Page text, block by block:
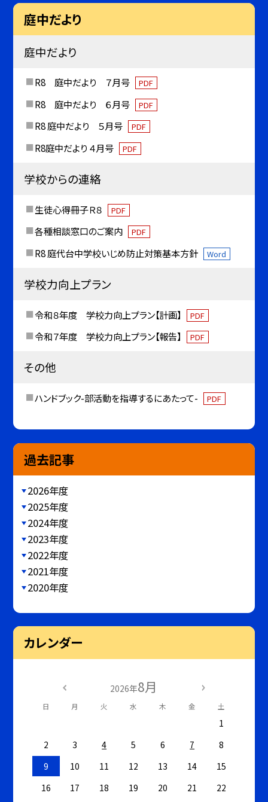
庭中だより
庭中だより
R8 庭中だより ７月号 PDF
R8 庭中だより ６月号 PDF
R8 庭中だより ５月号 PDF
R8庭中だより ４月号 PDF
学校からの連絡
生徒心得冊子Ｒ８ PDF
各種相談窓口のご案内 PDF
R8 庭代台中学校いじめ防止対策基本方針 Word
学校力向上プラン
令和８年度 学校力向上プラン【計画】 PDF
令和７年度 学校力向上プラン【報告】 PDF
その他
ハンドブック-部活動を指導するにあたって- PDF
過去記事
2026年度
2025年度
2024年度
2023年度
2022年度
2021年度
2020年度
カレンダー
2026年8月
日 月 火 水 木 金 土
1
2
3 4 5 6 7
8
9
10 11 12 13 14
15
16
17 18 19 20 21
22